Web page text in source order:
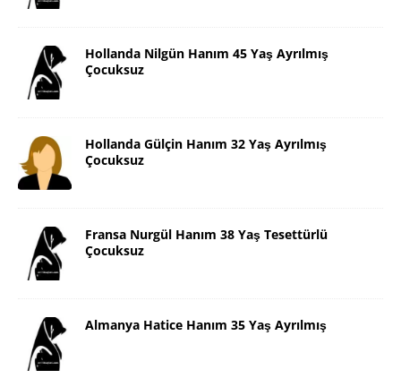
Hollanda Nilgün Hanım 45 Yaş Ayrılmış
Çocuksuz
Hollanda Gülçin Hanım 32 Yaş Ayrılmış
Çocuksuz
Fransa Nurgül Hanım 38 Yaş Tesettürlü
Çocuksuz
Almanya Hatice Hanım 35 Yaş Ayrılmış